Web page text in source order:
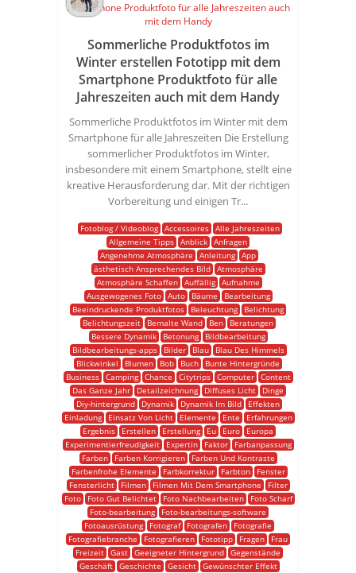
Sommerliche Produktfotos im
Winter erstellen Fototipp mit dem
Smartphone Produktfoto für alle
Jahreszeiten auch mit dem Handy
Sommerliche Produktfotos im Winter mit dem
Smartphone für alle Jahreszeiten Die Erstellung
sommerlicher Produktfotos im Winter,
insbesondere mit einem Smartphone, stellt eine
kreative Herausforderung dar. Mit der richtigen
Vorbereitung und einigen Tr...
Fotoblog / Videoblog Accessoires Alle Jahreszeiten
Allgemeine Tipps Anblick Anfragen
Angenehme Atmosphäre
Anleitung App
ästhetisch Ansprechendes Bild
Atmosphäre
Atmosphäre Schaffen
Auffällig
Aufnahme
Ausgewogenes Foto
Auto Bäume
Bearbeitung
Beeindruckende Produktfotos
Beleuchtung
Belichtung
Belichtungszeit
Bemalte Wand Ben
Beratungen
Bessere Dynamik
Betonung
Bildbearbeitung
Bildbearbeitungs-apps
Bilder Blau
Blau Des Himmels
Blickwinkel
Blumen Bob Buch
Bunte Hintergründe
Business
Camping Chance Citytrips Computer
Content
Das Ganze Jahr
Detailzeichnung Diffuses Licht
Dinge
Diy-hintergrund
Dynamik Dynamik Im Bild
Effekten
Einladung
Einsatz Von Licht Elemente Ente
Erfahrungen
Ergebnis
Erstellen Erstellung Eu Euro
Europa
Experimentierfreudigkeit
Expertin Faktor
Farbanpassung
Farben
Farben Korrigieren
Farben Und Kontraste
Farbenfrohe Elemente
Farbkorrektur Farbton
Fenster
Fensterlicht
Filmen Filmen Mit Dem Smartphone
Filter
Foto
Foto Gut Belichtet Foto Nachbearbeiten
Foto Scharf
Foto-bearbeitung
Foto-bearbeitungs-software
Fotoausrüstung
Fotograf Fotografen
Fotografie
Fotografiebranche
Fotografieren Fototipp Fragen
Frau
Freizeit Gast Geeigneter Hintergrund Gegenstände
Geschäft
Geschichte Gesicht
Gewünschter Effekt